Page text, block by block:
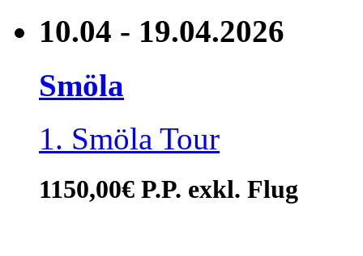
10.04 - 19.04.2026
Smöla
1. Smöla Tour
1150,00€ P.P. exkl. Flug